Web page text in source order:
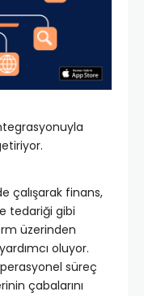
çalışarak finans,
tedariği gibi
üzerinden
oluyor.
süreç
çabalarını